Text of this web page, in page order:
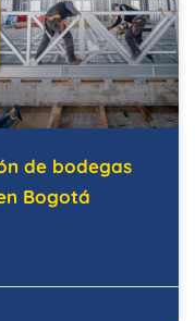
de bodegas
Bogotá